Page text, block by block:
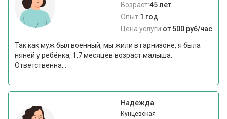
Возраст:45 лет
Опыт:1 год
Цена услуги:от 500 руб/час
Так как муж был военный, мы жили в гарнизоне, я была
няней у ребёнка, 1,7 месяцев возраст малыша.
Ответственна...
Надежда
Кунцевская